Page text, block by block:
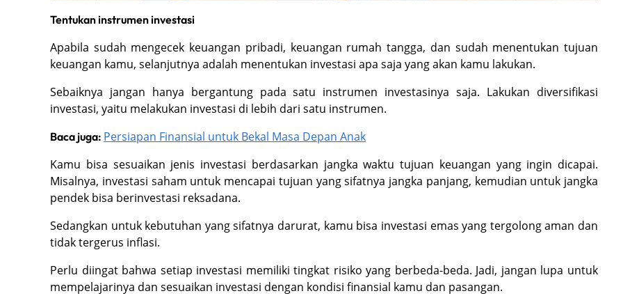
Tentukan instrumen investasi
Apabila sudah mengecek keuangan pribadi, keuangan rumah tangga, dan sudah menentukan tujuan
keuangan kamu, selanjutnya adalah menentukan investasi apa saja yang akan kamu lakukan.
Sebaiknya jangan hanya bergantung pada satu instrumen investasinya saja. Lakukan diversifikasi
investasi, yaitu melakukan investasi di lebih dari satu instrumen.
Baca juga: Persiapan Finansial untuk Bekal Masa Depan Anak
Kamu bisa sesuaikan jenis investasi berdasarkan jangka waktu tujuan keuangan yang ingin dicapai.
Misalnya, investasi saham untuk mencapai tujuan yang sifatnya jangka panjang, kemudian untuk jangka
pendek bisa berinvestasi reksadana.
Sedangkan untuk kebutuhan yang sifatnya darurat, kamu bisa investasi emas yang tergolong aman dan
tidak tergerus inflasi.
Perlu diingat bahwa setiap investasi memiliki tingkat risiko yang berbeda-beda. Jadi, jangan lupa untuk
mempelajarinya dan sesuaikan investasi dengan kondisi finansial kamu dan pasangan.